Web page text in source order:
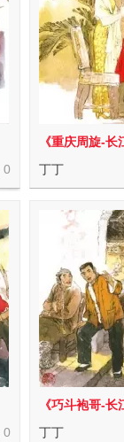
0
《重庆周旋-
丁丁
0
《巧斗袍哥-
丁丁